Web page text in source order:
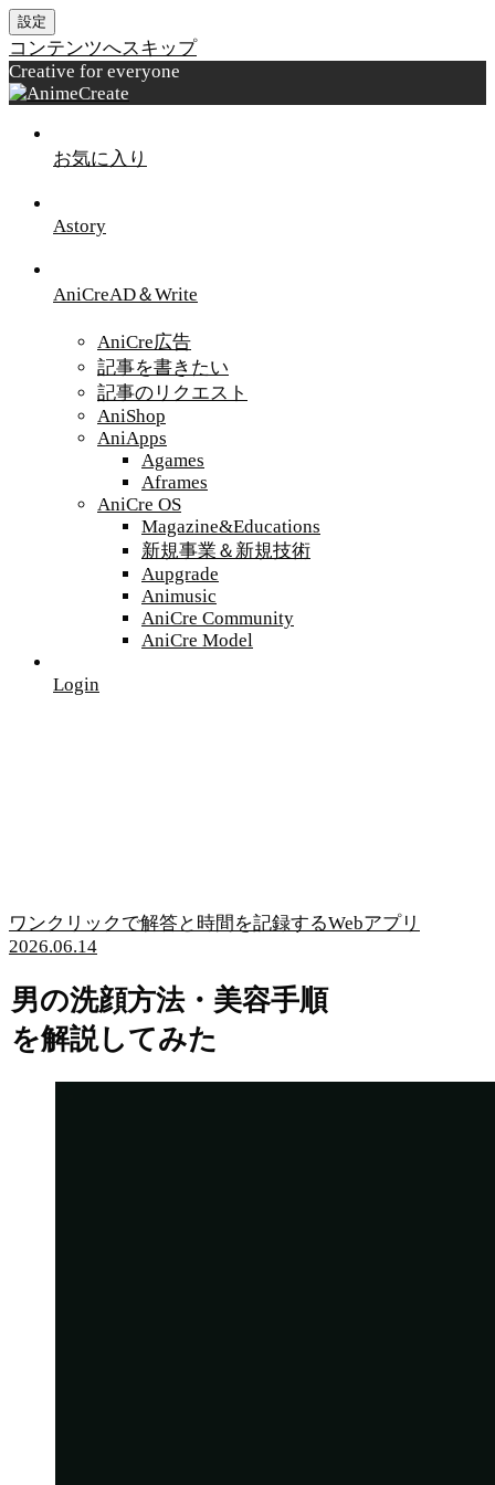
設定
コンテンツへスキップ
Creative for everyone
お気に入り
Astory
AniCreAD＆Write
AniCre広告
記事を書きたい
記事のリクエスト
AniShop
AniApps
Agames
Aframes
AniCre OS
Magazine&Educations
新規事業＆新規技術
Aupgrade
Animusic
AniCre Community
AniCre Model
Login
ワンクリックで解答と時間を記録するWebアプリ
2026.06.14
男の洗顔方法・美容手順
を解説してみた